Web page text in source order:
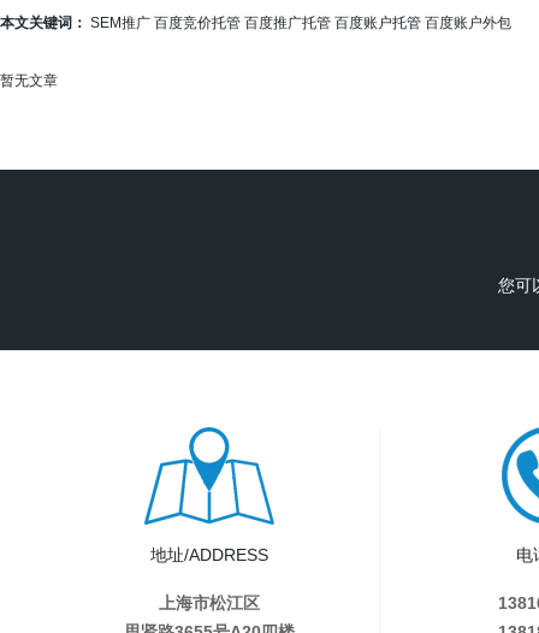
本文关键词： SEM推广 百度竞价托管 百度推广托管 百度账户托管 百度账户外包
暂无文章
您可
地址/ADDRESS
上海市松江区
电